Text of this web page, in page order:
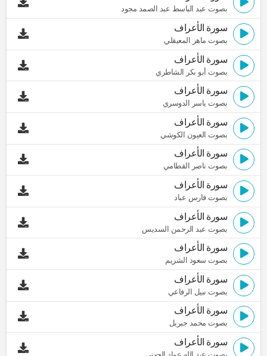
بصوت عبد الباسط عبد الصمد مجود
سورة الأعراف
بصوت ماهر المعيقلي
سورة الأعراف
بصوت أبو بكر الشاطري
سورة الأعراف
بصوت ياسر الدوسري
سورة الأعراف
بصوت العيون الكوشي
سورة الأعراف
بصوت ناصر القطامي
سورة الأعراف
بصوت فارس عباد
سورة الأعراف
بصوت عبد الرحمن السديس
سورة الأعراف
بصوت سعود الشريم
سورة الأعراف
بصوت نبيل الرفاعي
سورة الأعراف
بصوت محمد جبريل
سورة الأعراف